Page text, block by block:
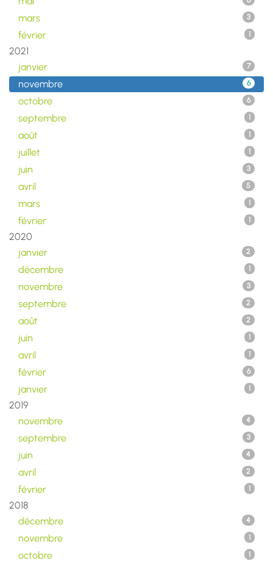
mars 3
février 1
2021
janvier
7
novembre 6
octobre 6
septembre 1
août 1
juillet 1
juin 3
avril 5
mars 1
février 1
2020
janvier
2
décembre 1
novembre 3
septembre 2
août 2
juin 1
avril 1
février 6
janvier 1
2019
novembre
4
septembre 3
juin 4
avril 2
février 1
2018
décembre
4
novembre 1
octobre 1